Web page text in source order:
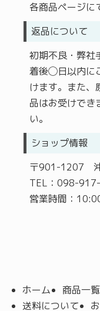
各商品ページに
返品について
初期不良・弊社
着後◯日以内に
けます。また、
品はお受けでき
い。
ショップ情報
〒901-1207
TEL：098-
営業時間：
ホーム 商品一覧
送料について